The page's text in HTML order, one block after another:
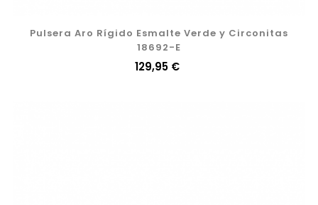
Pulsera Aro Rígido Esmalte Verde y Circonitas
18692-E
Precio
129,95 €